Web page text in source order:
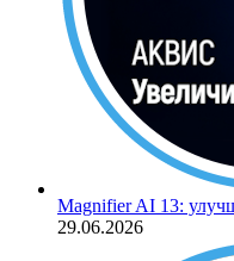
Magnifier AI 13:
29.06.2026